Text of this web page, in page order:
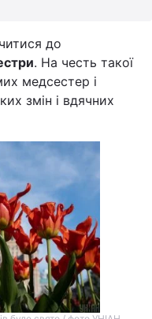
до
. На честь такої
медсестер і
змін і вдячних